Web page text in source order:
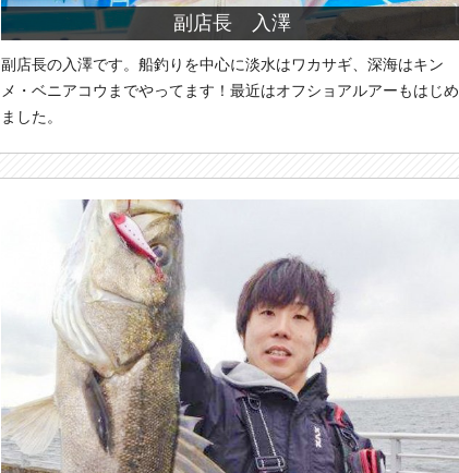
副店長 入澤
副店長の入澤です。船釣りを中心に淡水はワカサギ、深海はキン
メ・ベニアコウまでやってます！最近はオフショアルアーもはじめ
ました。